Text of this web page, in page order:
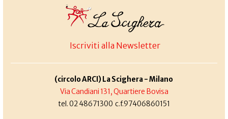
Iscriviti alla Newsletter
(circolo ARCI) La Scighera - Milano
Via Candiani 131, Quartiere Bovisa
tel. 02 48671300 c.f.97406860151